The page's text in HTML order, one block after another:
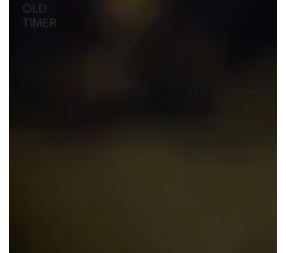
OLD
TIMER